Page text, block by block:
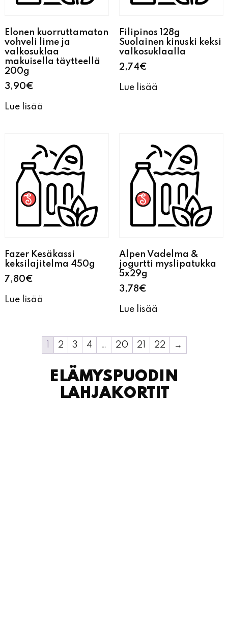
Elonen kuorruttamaton
vohveli lime ja
valkosuklaa
makuisella täytteellä
200g
3,90€
Lue lisää
Filipinos 128g
Suolainen kinuski keksi
valkosuklaalla
2,74€
Lue lisää
Fazer Kesäkassi
keksilajitelma 450g
7,80€
Lue lisää
Alpen Vadelma &
jogurtti myslipatukka
5x29g
3,78€
Lue lisää
2 3 4 … 20 21 22 →
ELÄMYSPUODIN
LAHJAKORTIT